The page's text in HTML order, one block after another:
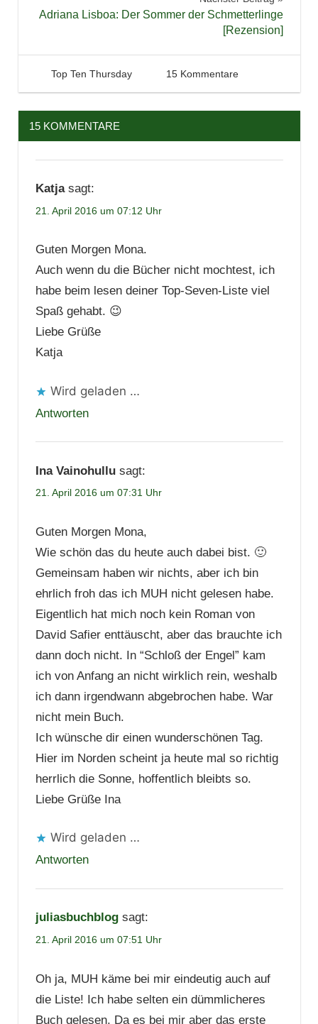
Adriana Lisboa: Der Sommer der Schmetterlinge
[Rezension]
21. April 2016
Tintenhain
Top Ten Thursday 15 Kommentare
15 KOMMENTARE
Katja sagt:
21. April 2016 um 07:12 Uhr
Guten Morgen Mona.
Auch wenn du die Bücher nicht mochtest, ich
habe beim lesen deiner Top-Seven-Liste viel
Spaß gehabt. 😉
Liebe Grüße
Katja
Wird geladen …
Antworten
Ina Vainohullu sagt:
21. April 2016 um 07:31 Uhr
Guten Morgen Mona,
Wie schön das du heute auch dabei bist. 🙂
Gemeinsam haben wir nichts, aber ich bin
ehrlich froh das ich MUH nicht gelesen habe.
Eigentlich hat mich noch kein Roman von
David Safier enttäuscht, aber das brauchte ich
dann doch nicht. In “Schloß der Engel” kam
ich von Anfang an nicht wirklich rein, weshalb
ich dann irgendwann abgebrochen habe. War
nicht mein Buch.
Ich wünsche dir einen wunderschönen Tag.
Hier im Norden scheint ja heute mal so richtig
herrlich die Sonne, hoffentlich bleibts so.
Liebe Grüße Ina
Wird geladen …
Antworten
juliasbuchblog sagt:
21. April 2016 um 07:51 Uhr
Oh ja, MUH käme bei mir eindeutig auch auf
die Liste! Ich habe selten ein dümmlicheres
Buch gelesen. Da es bei mir aber das erste